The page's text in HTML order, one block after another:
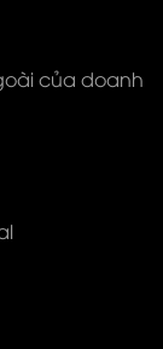
của doanh